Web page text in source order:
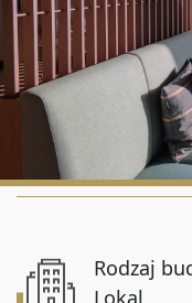
Liczba pokoi od
Liczba pokoi do
Powierzchnia do
Rodzaj